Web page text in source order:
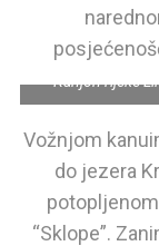
Kanjon rijeke
Vožnjom
do jezera
“Sklope”.